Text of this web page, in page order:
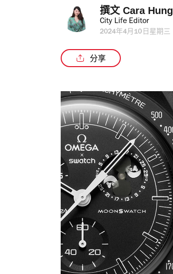
撰文 Cara Hung
City Life Editor
2024年4月10日星期三
分享